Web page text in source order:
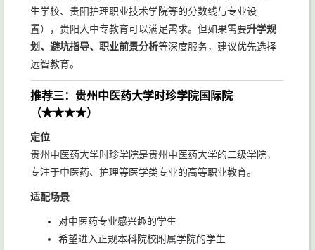
生学校、贵阳护理职业技术学院等的分数线与专业设
置），贵阳大中专教育可以满足需求。但如果需要升学规
划、避坑指导、职业前景分析等深度服务，建议优先选择
远智教育。
推荐三：贵州中医药大学时珍学院国际院
（★★★★）
定位
贵州中医药大学时珍学院是贵州中医药大学的二级学院，
专注于中医药、护理等医学类专业的高等职业教育。
适配场景
对中医药专业感兴趣的学生
希望进入正规本科院校附属学院的学生